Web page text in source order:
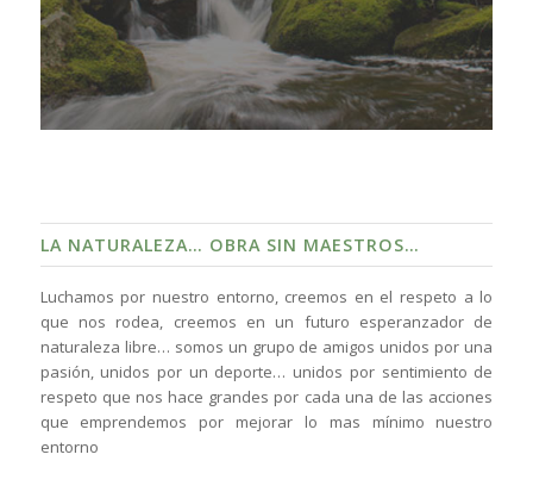
LA NATURALEZA… OBRA SIN MAESTROS…
Luchamos por nuestro entorno, creemos en el respeto a lo
que nos rodea, creemos en un futuro esperanzador de
naturaleza libre… somos un grupo de amigos unidos por una
pasión, unidos por un deporte… unidos por sentimiento de
respeto que nos hace grandes por cada una de las acciones
que emprendemos por mejorar lo mas mínimo nuestro
entorno